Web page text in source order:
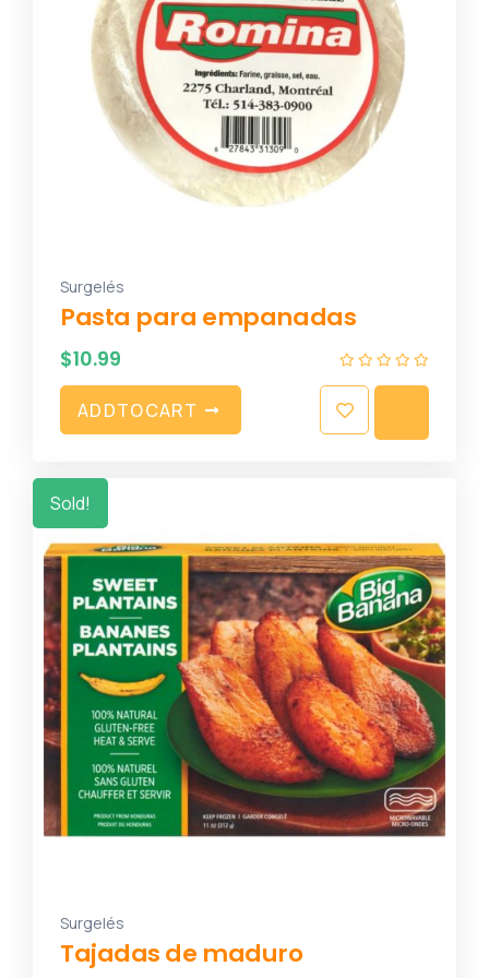
Surgelés
Pasta para empanadas
$10.99
ADDTOCART
Sold!
Surgelés
Tajadas de maduro